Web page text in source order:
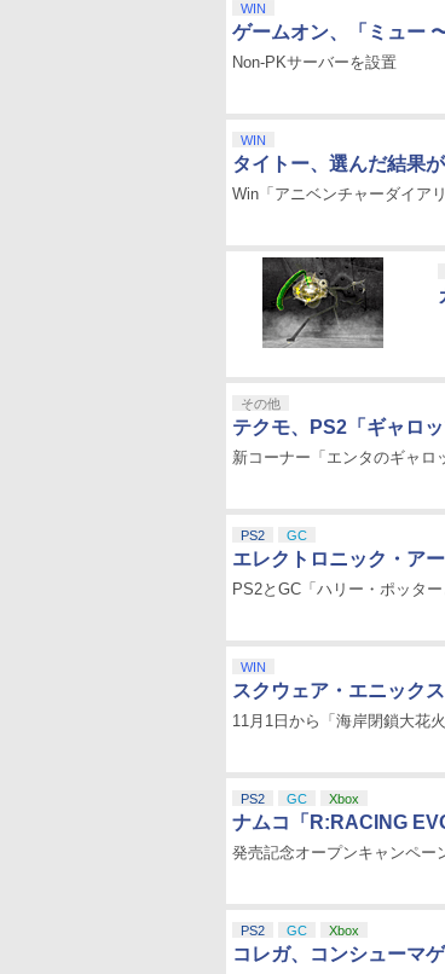
WIN
ゲームオン、「ミュー
Non-PKサーバーを設置
WIN
タイトー、選んだ結果
Win「アニベンチャーダイア
その他
テクモ、PS2「ギャロ
新コーナー「エンタのギャロ
PS2 GC
エレクトロニック・ア
PS2とGC「ハリー・ポッター
WIN
スクウェア・エニック
11月1日から「海岸閉鎖大花
PS2 GC Xbox
ナムコ「R:RACING
発売記念オープンキャンペー
PS2 GC Xbox
コレガ、コンシューマ